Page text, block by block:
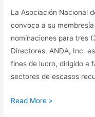
contra
gasoducto
La Asociación Nacional
convoca a su
nominaciones para tres
Directores. ANDA, Inc.
fines de lucro, dirigido a
sectores de escasos
Covocatoria:
Read More »